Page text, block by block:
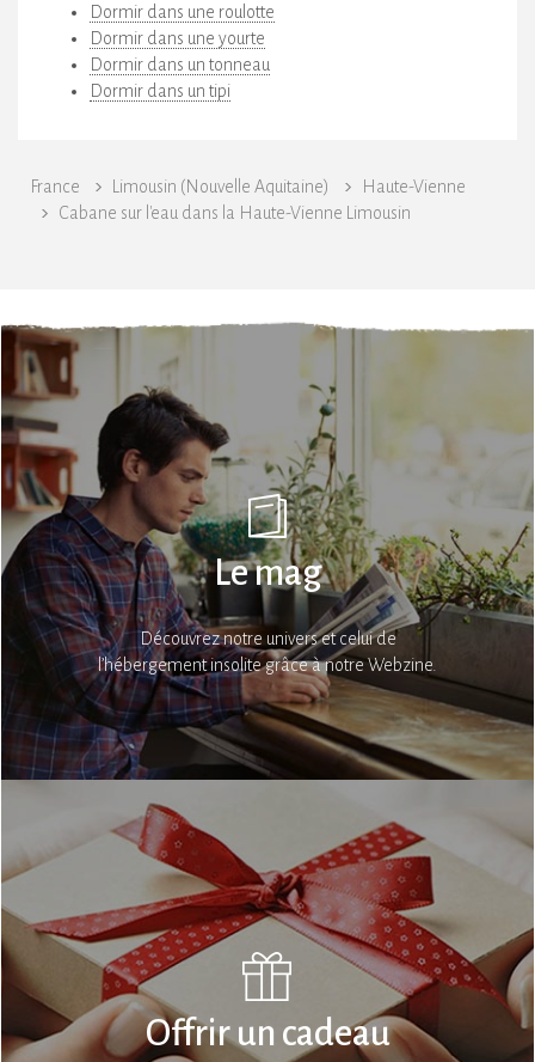
Dormir dans une roulotte
Dormir dans une yourte
Dormir dans un tonneau
Dormir dans un tipi
France Limousin (Nouvelle Aquitaine)
Haute-Vienne
Cabane sur l'eau dans la Haute-Vienne Limousin
Le mag
Découvrez notre univers et celui de
l’hébergement insolite grâce à notre Webzine.
Offrir un cadeau